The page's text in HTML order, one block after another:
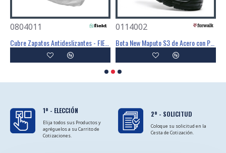
0804011 0114002
1º - ELECCIÓN
Elija todos sus Productos y
agréguelos a su Carrito de
Cotizaciones.
2º - SOLICITUD
Coloque su solicitud en la
Cesta de Cotización.